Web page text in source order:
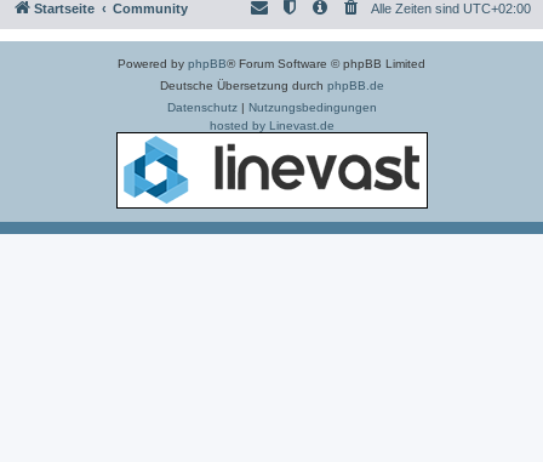
Startseite Community Alle Zeiten sind UTC+02:00
Powered by phpBB® Forum Software © phpBB Limited
Deutsche Übersetzung durch phpBB.de
Datenschutz|
Nutzungsbedingungen
hosted by Linevast.de